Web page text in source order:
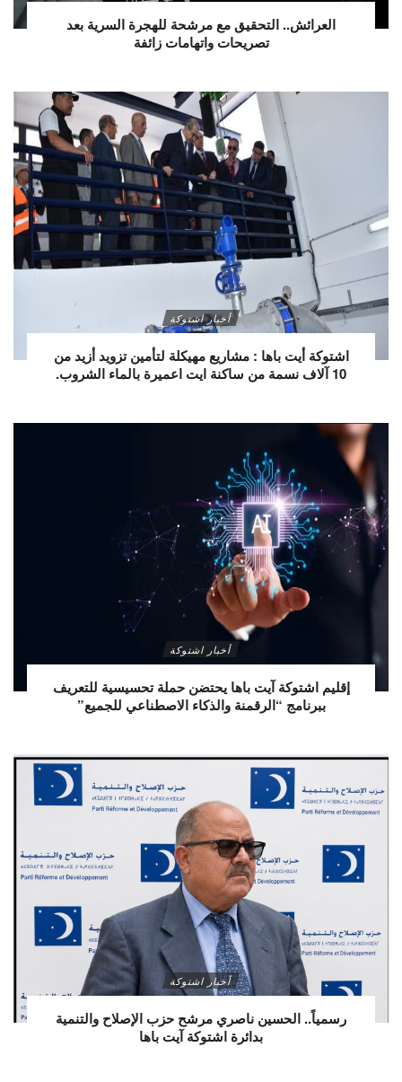
العرائش.. التحقيق مع مرشحة للهجرة السرية بعد
تصريحات واتهامات زائفة
أخبار اشتوكة
اشتوكة أيت باها : مشاريع مهيكلة لتأمين تزويد أزيد من
10 آلاف نسمة من ساكنة ايت اعميرة بالماء الشروب.
أخبار اشتوكة
إقليم اشتوكة آيت باها يحتضن حملة تحسيسية للتعريف
ببرنامج “الرقمنة والذكاء الاصطناعي للجميع”
أخبار اشتوكة
رسمياً.. الحسين ناصري مرشح حزب الإصلاح والتنمية
بدائرة اشتوكة آيت باها